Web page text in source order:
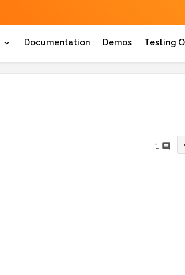
Documentation Demos Testing
1